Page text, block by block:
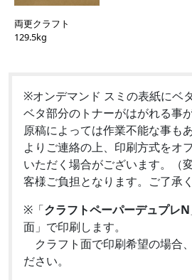
両更クラフト
129.5kg
※オンデマンド スミの表紙にベ
ベタ部分のトナーがはがれる事
原稿によっては作業不能な事も
よりご連絡の上、印刷方式をオ
いただく場合がございます。（
客様ご負担となります。ご了承
※「クラフトペーパーデュプレN
面」で印刷します。
クラフト面で印刷希望の場合
ださい。